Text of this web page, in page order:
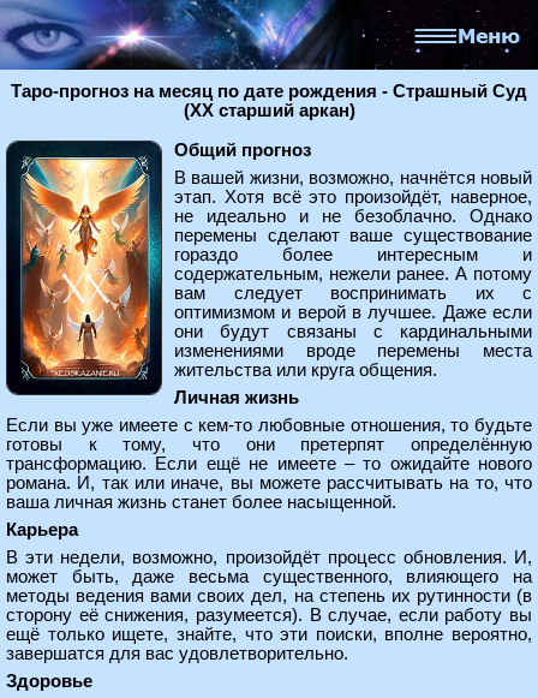
Таро-прогноз на месяц по дате рождения - Страшный Суд
(XX старший аркан)
Общий прогноз
В вашей жизни, возможно, начнётся новый
этап. Хотя всё это произойдёт, наверное,
не идеально и не безоблачно. Однако
перемены сделают ваше существование
гораздо более интересным и
содержательным, нежели ранее. А потому
вам следует воспринимать их с
оптимизмом и верой в лучшее. Даже если
они будут связаны с кардинальными
изменениями вроде перемены места
жительства или круга общения.
Личная жизнь
Если вы уже имеете с кем-то любовные отношения, то будьте
готовы к тому, что они претерпят определённую
трансформацию. Если ещё не имеете – то ожидайте нового
романа. И, так или иначе, вы можете рассчитывать на то, что
ваша личная жизнь станет более насыщенной.
Карьера
В эти недели, возможно, произойдёт процесс обновления. И,
может быть, даже весьма существенного, влияющего на
методы ведения вами своих дел, на степень их рутинности (в
сторону её снижения, разумеется). В случае, если работу вы
ещё только ищете, знайте, что эти поиски, вполне вероятно,
завершатся для вас удовлетворительно.
Здоровье